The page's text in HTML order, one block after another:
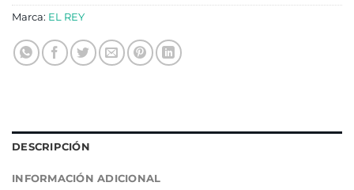
Marca: EL REY
DESCRIPCIÓN
INFORMACIÓN ADICIONAL